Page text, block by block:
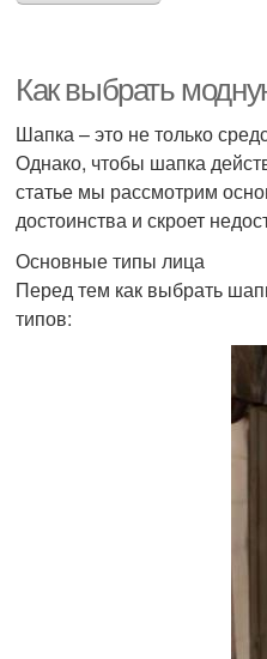
Как выбрать
Шапка – это не только
Однако, чтобы шапка
статье мы рассмотрим
достоинства и скроет
Основные типы лица
Перед тем как выбрать
типов: